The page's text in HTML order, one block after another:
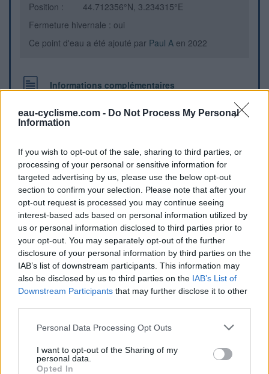
eau-cyclisme.com - Do Not Process My Personal
Information
If you wish to opt-out of the sale, sharing to third parties, or
processing of your personal or sensitive information for
targeted advertising by us, please use the below opt-out
section to confirm your selection. Please note that after your
opt-out request is processed you may continue seeing
interest-based ads based on personal information utilized by
us or personal information disclosed to third parties prior to
your opt-out. You may separately opt-out of the further
disclosure of your personal information by third parties on the
IAB’s list of downstream participants. This information may
also be disclosed by us to third parties on the IAB’s List of
Downstream Participants that may further disclose it to other
Personal Data Processing Opt Outs
I want to opt-out of the Sharing of my
personal data.
Opted In
Position :
44.712356°N, 3.234315°E
Fermeture hivernale : oui
Ce point d'eau a été ajouté par Paul A en 2022
Informations complémentaires
Robinet sur le côté droit de l'arrêt de bus Sur le GR 65 ou
chemin de Compostelle
Repères visuels